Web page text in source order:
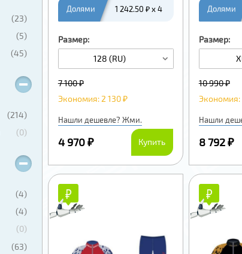
(23)
(5)
(45)
(214)
(0)
(4)
(4)
(0)
(63)
Долями 1 242.50 ₽ x 4
Размер:
128 (RU)
7 100 ₽
Экономия: 2 130 ₽
Нашли дешевле? Жми.
4 970 ₽ Купить
Долями
Размер:
10 990 ₽
Экономия:
Нашли
8 792 ₽
₽
₽ ₽
₽